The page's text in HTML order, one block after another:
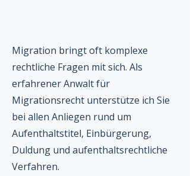
Migration bringt oft komplexe
rechtliche Fragen mit sich. Als
erfahrener Anwalt für
Migrationsrecht unterstütze ich Sie
bei allen Anliegen rund um
Aufenthaltstitel, Einbürgerung,
Duldung und aufenthaltsrechtliche
Verfahren.